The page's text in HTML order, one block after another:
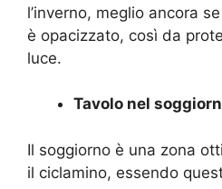
l’inverno, meglio ancora
è opacizzato, così da
luce.
Tavolo nel
Il soggiorno è una zona
il ciclamino, essendo